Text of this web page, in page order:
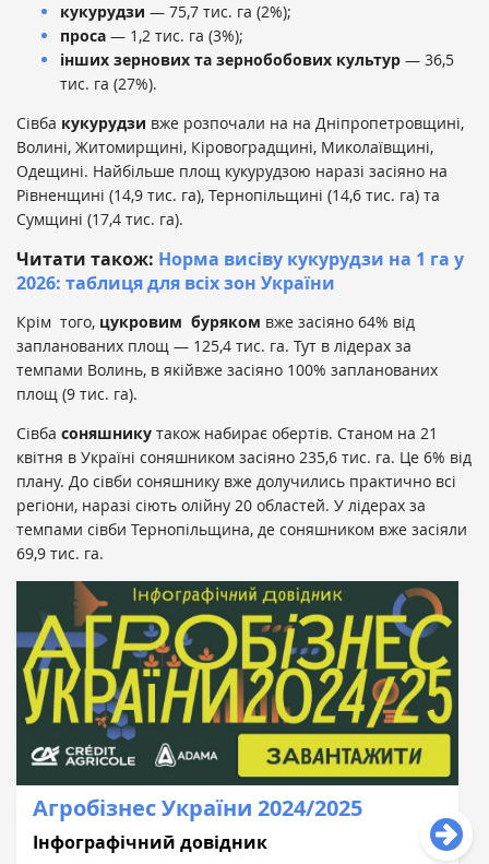
кукурудзи — 75,7 тис. га (2%);
проса — 1,2 тис. га (3%);
інших зернових та зернобобових культур — 36,5
тис. га (27%).
Сівба кукурудзи вже розпочали на на Дніпропетровщині,
Волині, Житомирщині, Кіровоградщині, Миколаївщині,
Одещині. Найбільше площ кукурудзою наразі засіяно на
Рівненщині (14,9 тис. га), Тернопільщині (14,6 тис. га) та
Сумщині (17,4 тис. га).
Читати також: Норма висіву кукурудзи на 1 га у
2026: таблиця для всіх зон України
Крім того, цукровим буряком вже засіяно 64% від
запланованих площ — 125,4 тис. га. Тут в лідерах за
темпами Волинь, в якійвже засіяно 100% запланованих
площ (9 тис. га).
Сівба соняшнику також набирає обертів. Станом на 21
квітня в Україні соняшником засіяно 235,6 тис. га. Це 6% від
плану. До сівби соняшнику вже долучились практично всі
регіони, наразі сіють олійну 20 областей. У лідерах за
темпами сівби Тернопільщина, де соняшником вже засіяли
69,9 тис. га.
Агробізнес України 2024/2025
Інфографічний довідник